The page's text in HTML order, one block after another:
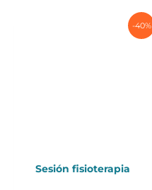
-40%
Sesión fisioterapia